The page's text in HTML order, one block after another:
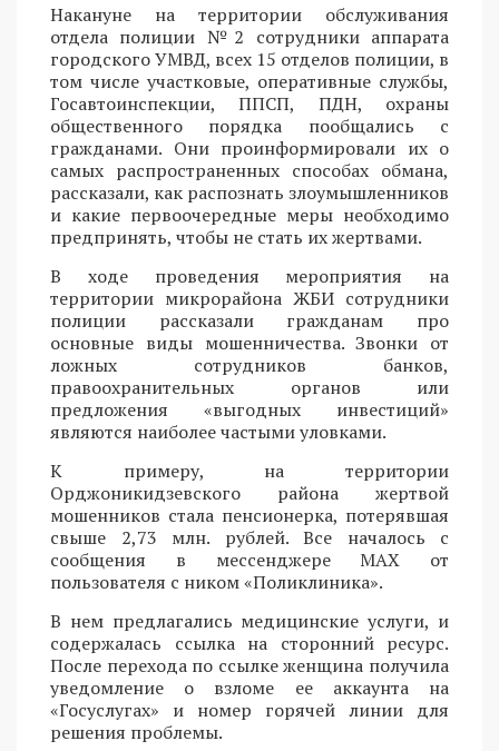
Накануне на территории обслуживания
отдела полиции №2 сотрудники аппарата
городского УМВД, всех 15 отделов полиции, в
том числе участковые, оперативные службы,
Госавтоинспекции, ППСП, ПДН, охраны
общественного порядка пообщались с
гражданами. Они проинформировали их о
самых распространенных способах обмана,
рассказали, как распознать злоумышленников
и какие первоочередные меры необходимо
предпринять, чтобы не стать их жертвами.
В ходе проведения мероприятия на
территории микрорайона ЖБИ сотрудники
полиции рассказали гражданам про
основные виды мошенничества. Звонки от
ложных сотрудников банков,
правоохранительных органов или
предложения «выгодных инвестиций»
являются наиболее частыми уловками.
К примеру, на территории
Орджоникидзевского района жертвой
мошенников стала пенсионерка, потерявшая
свыше 2,73 млн. рублей. Все началось с
сообщения в мессенджере MAX от
пользователя с ником «Поликлиника».
В нем предлагались медицинские услуги, и
содержалась ссылка на сторонний ресурс.
После перехода по ссылке женщина получила
уведомление о взломе ее аккаунта на
«Госуслугах» и номер горячей линии для
решения проблемы.